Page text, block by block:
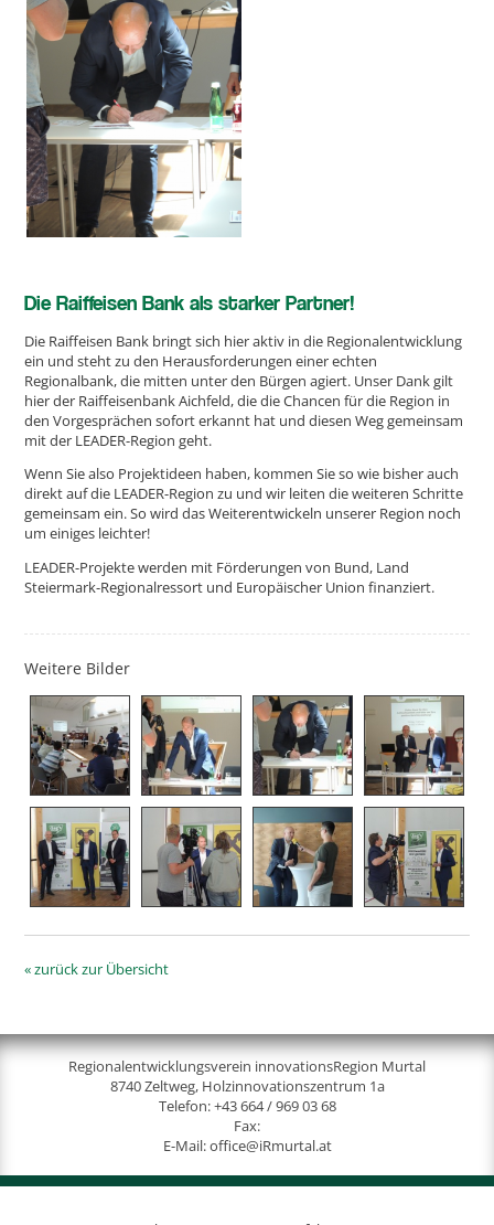
Die Raiffeisen Bank als starker Partner!
Die Raiffeisen Bank bringt sich hier aktiv in die Regionalentwicklung
ein und steht zu den Herausforderungen einer echten
Regionalbank, die mitten unter den Bürgen agiert. Unser Dank gilt
hier der Raiffeisenbank Aichfeld, die die Chancen für die Region in
den Vorgesprächen sofort erkannt hat und diesen Weg gemeinsam
mit der LEADER-Region geht.
Wenn Sie also Projektideen haben, kommen Sie so wie bisher auch
direkt auf die LEADER-Region zu und wir leiten die weiteren Schritte
gemeinsam ein. So wird das Weiterentwickeln unserer Region noch
um einiges leichter!
LEADER-Projekte werden mit Förderungen von Bund, Land
Steiermark-Regionalressort und Europäischer Union finanziert.
Weitere Bilder
« zurück zur Übersicht
Regionalentwicklungsverein innovationsRegion Murtal
8740 Zeltweg, Holzinnovationszentrum 1a
Telefon:+43 664 / 969 03 68
Fax:
E-Mail:office@iRmurtal.at